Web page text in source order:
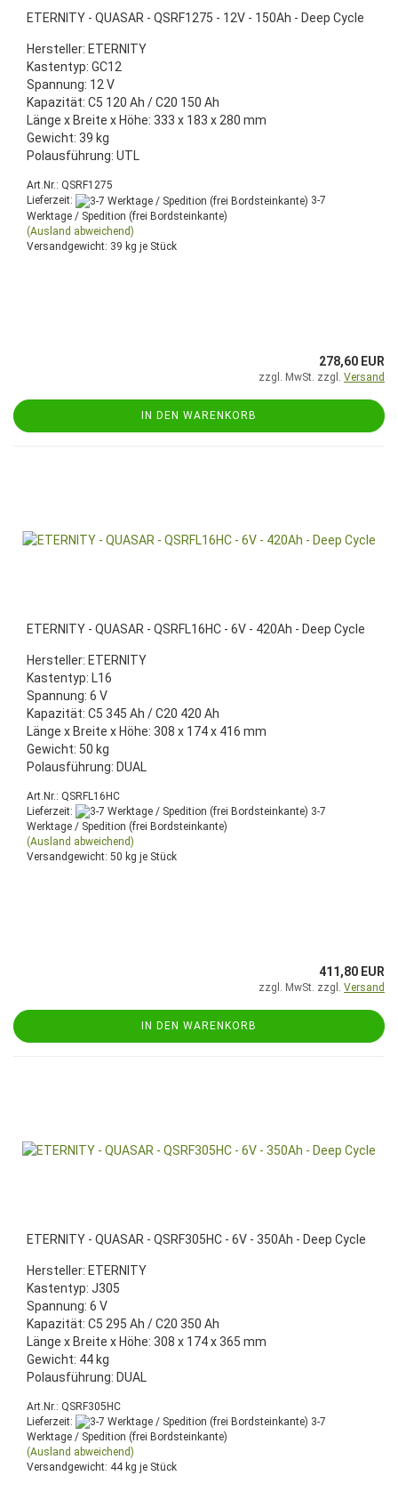
ETERNITY - QUASAR - QSRF1275 - 12V - 150Ah - Deep Cycle
Hersteller: ETERNITY
Kastentyp: GC12
Spannung: 12 V
Kapazität: C5 120 Ah / C20 150 Ah
Länge x Breite x Höhe: 333 x 183 x 280 mm
Gewicht: 39 kg
Polausführung: UTL
Art.Nr.: QSRF1275
Lieferzeit:
3-7
Werktage / Spedition (frei Bordsteinkante)
(Ausland abweichend)
Versandgewicht: 39 kg je Stück
278,60 EUR
zzgl. MwSt. zzgl. Versand
IN DEN WARENKORB
ETERNITY - QUASAR - QSRFL16HC - 6V - 420Ah - Deep Cycle
Hersteller: ETERNITY
Kastentyp: L16
Spannung: 6 V
Kapazität: C5 345 Ah / C20 420 Ah
Länge x Breite x Höhe: 308 x 174 x 416 mm
Gewicht: 50 kg
Polausführung: DUAL
Art.Nr.: QSRFL16HC
Lieferzeit:
3-7
Werktage / Spedition (frei Bordsteinkante)
(Ausland abweichend)
Versandgewicht: 50 kg je Stück
411,80 EUR
zzgl. MwSt. zzgl. Versand
IN DEN WARENKORB
ETERNITY - QUASAR - QSRF305HC - 6V - 350Ah - Deep Cycle
Hersteller: ETERNITY
Kastentyp: J305
Spannung: 6 V
Kapazität: C5 295 Ah / C20 350 Ah
Länge x Breite x Höhe: 308 x 174 x 365 mm
Gewicht: 44 kg
Polausführung: DUAL
Art.Nr.: QSRF305HC
Lieferzeit:
3-7
Werktage / Spedition (frei Bordsteinkante)
(Ausland abweichend)
Versandgewicht: 44kg je Stück